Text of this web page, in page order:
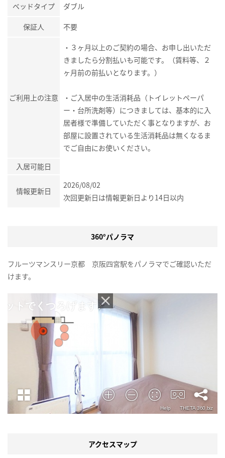
ベッドタイプ ダブル
保証人 不要
ご利用上の注意
・３ヶ月以上のご契約の場合、お申し出いただ
きましたら分割払いも可能です。（賃料等、２
ヶ月前の前払いとなります。）
・ご入居中の生活消耗品（トイレットペーパ
ー・台所洗剤等）につきましては、基本的に入
居者様で準備していただく事となりますが、お
部屋に設置されている生活消耗品は無くなるま
でご自由にお使いください。
入居可能日
情報更新日
2026/08/02
次回更新日は情報更新日より14日以内
360°パノラマ
フルーツマンスリー京都 京阪四宮駅をパノラマでご確認いただ
けます。
アクセスマップ